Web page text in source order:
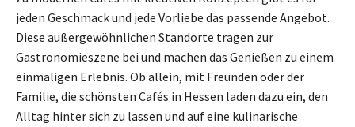
jeden Geschmack und jede Vorliebe das passende Angebot.
Diese außergewöhnlichen Standorte tragen zur
Gastronomieszene bei und machen das Genießen zu einem
einmaligen Erlebnis. Ob allein, mit Freunden oder der
Familie, die schönsten Cafés in Hessen laden dazu ein, den
Alltag hinter sich zu lassen und auf eine kulinarische